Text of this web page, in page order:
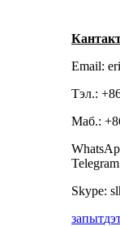
Email:
Тэл.:
Маб.:
Skype:
запыт